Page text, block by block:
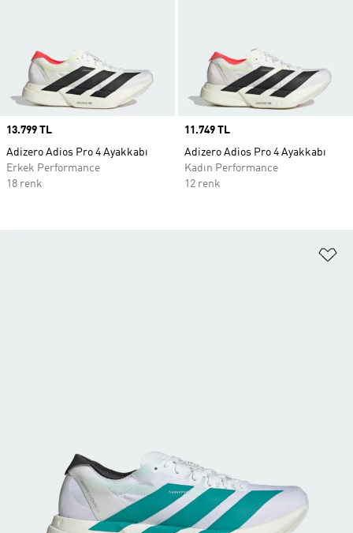
Price
13.799 TL
Adizero Adios Pro 4 Ayakkabı
Erkek Performance
18 renk
Price
11.749 TL
Adizero Adios Pro 4 Ayakkabı
Kadın Performance
12 renk